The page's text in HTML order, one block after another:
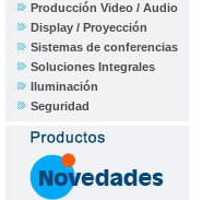
Producción Video / Audio
Display / Proyección
Sistemas de conferencias
Soluciones Integrales
Iluminación
Seguridad